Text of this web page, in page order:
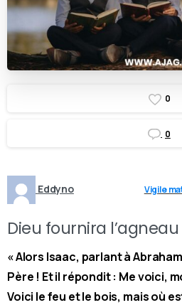
0
0
Eddyno Vigile
Dieu fournira l’agneau
« Alors Isaac, parlant à
Père ! Et il répondit : Me voici,
Voici le feu et le bois, mais où